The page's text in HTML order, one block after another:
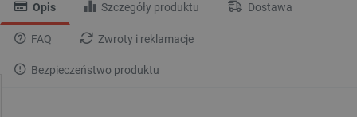
Opis Szczegóły produktu Dostawa
FAQ Zwroty i reklamacje
Bezpieczeństwo produktu